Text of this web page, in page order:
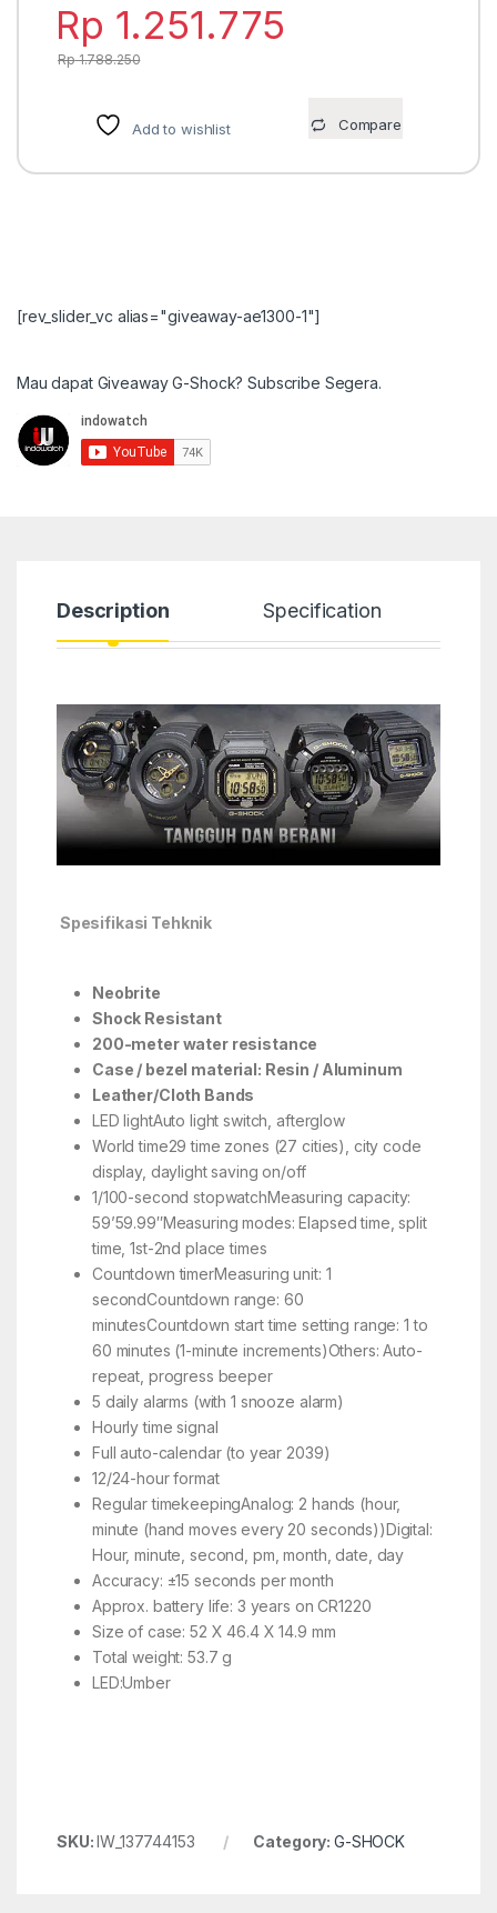
Rp 1.251.775
Rp1.788.250
Add to wishlist Compare
[rev_slider_vc alias="giveaway-ae1300-1"]
Mau dapat Giveaway G-Shock? Subscribe Segera.
Description Specification
Spesifikasi Tehknik
Neobrite
Shock Resistant
200-meter water resistance
Case / bezel material: Resin / Aluminum
Leather/Cloth Bands
LED lightAuto light switch, afterglow
World time29 time zones (27 cities), city code
display, daylight saving on/off
1/100-second stopwatchMeasuring capacity:
59’59.99″Measuring modes: Elapsed time, split
time, 1st-2nd place times
Countdown timerMeasuring unit: 1
secondCountdown range: 60
minutesCountdown start time setting range: 1 to
60 minutes (1-minute increments)Others: Auto-
repeat, progress beeper
5 daily alarms (with 1 snooze alarm)
Hourly time signal
Full auto-calendar (to year 2039)
12/24-hour format
Regular timekeepingAnalog: 2 hands (hour,
minute (hand moves every 20 seconds))Digital:
Hour, minute, second, pm, month, date, day
Accuracy: ±15 seconds per month
Approx. battery life: 3 years on CR1220
Size of case: 52 X 46.4 X 14.9 mm
Total weight: 53.7 g
LED:Umber
SKU:IW_137744153 Category: G-SHOCK